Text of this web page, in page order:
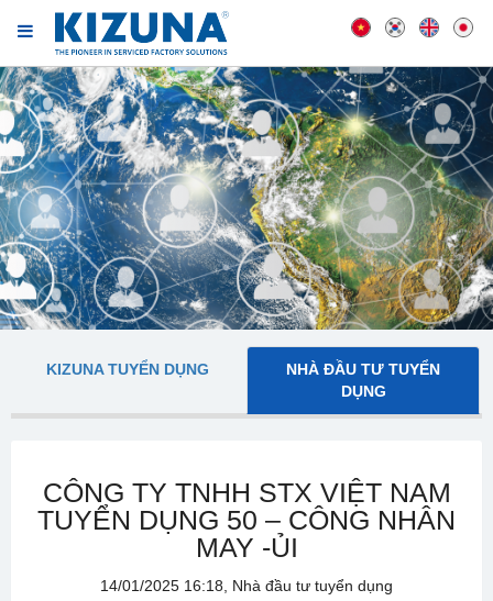
KIZUNA TUYỂN DỤNG
NHÀ ĐẦU TƯ TUYỂN
DỤNG
CÔNG TY TNHH STX VIỆT NAM
TUYỂN DỤNG 50 – CÔNG NHÂN
MAY -ỦI
14/01/2025 16:18, Nhà đầu tư tuyển dụng